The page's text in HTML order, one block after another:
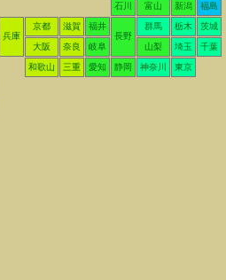
石川 富山 新潟 福島
兵庫
京都 滋賀
福井
長野
群馬 栃木 茨城
大阪 奈良 岐阜 山梨 埼玉 千葉
和歌山 三重 愛知 静岡 神奈川 東京